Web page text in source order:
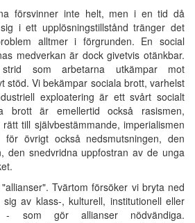
försvinner inte helt, men i en tid då
i ett upplösningstillstånd tränger det
alltmer i förgrunden. En social
medverkan är dock givetvis otänkbar.
som arbetarna utkämpar mot
stöd. Vi bekämpar sociala brott, varhelst
exploatering är ett svårt socialt
brott är emellertid också rasismen,
till självbestämmande, imperialismen
övrigt också nedsmutsningen, den
den snedvridna uppfostran av de unga
Tvärtom försöker vi bryta ned
av klass-, kulturell, institutionell eller
- som gör allianser nödvändiga.